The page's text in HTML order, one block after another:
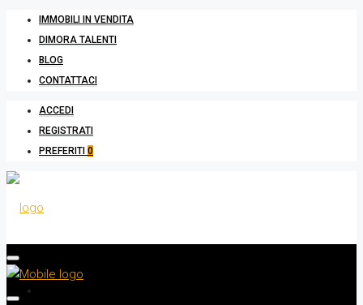
IMMOBILI IN VENDITA
DIMORA TALENTI
BLOG
CONTATTACI
ACCEDI
REGISTRATI
PREFERITI 0